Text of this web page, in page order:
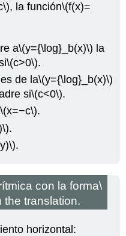
, la función\(f(x)=
a\(y={\log}_b(x)\) la
\(c>0\).
de la\(y={\log}_b(x)\)
si\(c<0\).
\(x=−c\).
.
.
con la forma\
the translation.
horizontal: